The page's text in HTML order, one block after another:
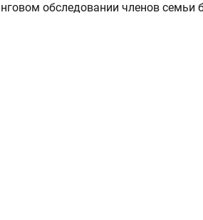
обследовании членов семьи